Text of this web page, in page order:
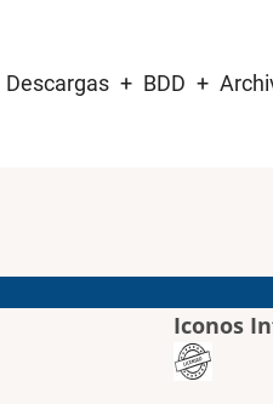
Descargas BDD
Iconos